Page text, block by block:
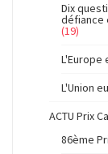
Dix
défiance
(19)
L'Europe
L'Union
ACTU Prix
86ème